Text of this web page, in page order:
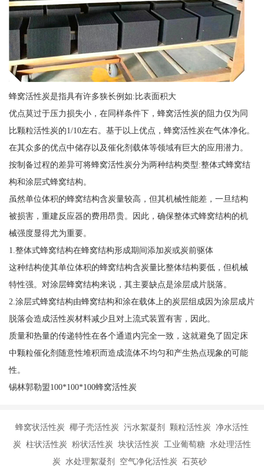
蜂窝活性炭是指具有许多狭长例如:比表面积大
优点莫过于压力损失小，在同样条件下，蜂窝活性炭的阻力仅为同
比颗粒活性炭的1/10左右。基于以上优点，蜂窝活性炭在气体净化。
在其众多的优点中储存以及催化剂载体等领域有巨大的应用潜力。
按制备过程的差异可将蜂窝活性炭分为两种结构类型:整体式蜂窝结
构和涂层式蜂窝结构。
虽然单位体积的蜂窝结构含炭量较高，但其机械性能差，一旦结构
被损害，重建反应器的费用昂贵。因此，确保整体式蜂窝结构的机
械强度显得尤为重要。
1.整体式蜂窝结构在蜂窝结构形成期间添加炭或炭前驱体
这种结构使其单位体积的蜂窝结构含炭量比整体结构要低，但机械
特性强。对涂层蜂窝结构来说，其主要缺点是涂层成片脱落。
2.涂层式蜂窝结构由蜂窝结构和涂在载体上的炭层组成因为涂层成片
脱落会造成活性炭材料减少且对上流式装置有害，因此。
质量和热量的传递特性在各个通道内完全一致，这就避免了固定床
中颗粒催化剂随意性堆积而造成流体不均匀和产生热点现象的可能
性。
锡林郭勒盟100*100*100蜂窝活性炭
蜂窝状活性炭 椰子壳活性炭 污水絮凝剂 颗粒活性炭 净水活性
炭 柱状活性炭 粉状活性炭 块状活性炭 工业葡萄糖 水处理活性
炭 水处理絮凝剂 空气净化活性炭 石英砂